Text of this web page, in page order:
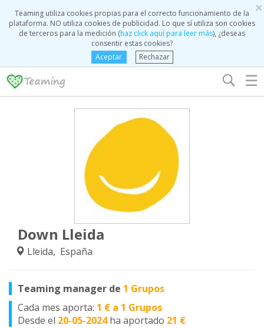
×
Teaming utiliza cookies propias para el correcto funcionamiento de la
plataforma. NO utiliza cookies de publicidad. Lo que sí utiliza son cookies
de terceros para la medición (haz click aquí para leer más), ¿deseas
consentir estas cookies?
Aceptar
Rechazar
☰
Down Lleida
Lleida, España
Teaming manager de 1 Grupos
Cada mes aporta: 1 € a 1 Grupos
Desde el 20-05-2024 ha aportado 21 €